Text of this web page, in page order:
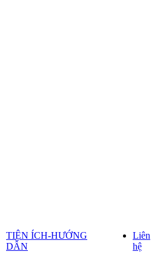
TIỆN ÍCH-HƯỚNG
DẪN
Liên
hệ